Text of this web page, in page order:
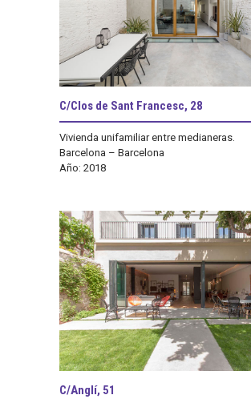
C/Clos de Sant Francesc, 28
Vivienda unifamiliar entre medianeras.
Barcelona – Barcelona
Año: 2018
C/Anglí, 51